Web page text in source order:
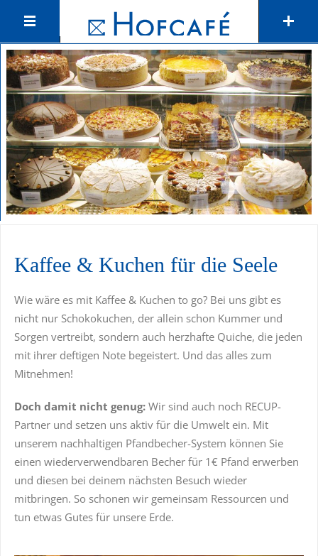
Kaffee & Kuchen für die Seele
Wie wäre es mit Kaffee & Kuchen to go? Bei uns gibt es
nicht nur Schokokuchen, der allein schon Kummer und
Sorgen vertreibt, sondern auch herzhafte Quiche, die jeden
mit ihrer deftigen Note begeistert. Und das alles zum
Mitnehmen!
Doch damit nicht genug: Wir sind auch noch RECUP-
Partner und setzen uns aktiv für die Umwelt ein. Mit
unserem nachhaltigen Pfandbecher-System können Sie
einen wiederverwendbaren Becher für 1€ Pfand erwerben
und diesen bei deinem nächsten Besuch wieder
mitbringen. So schonen wir gemeinsam Ressourcen und
tun etwas Gutes für unsere Erde.